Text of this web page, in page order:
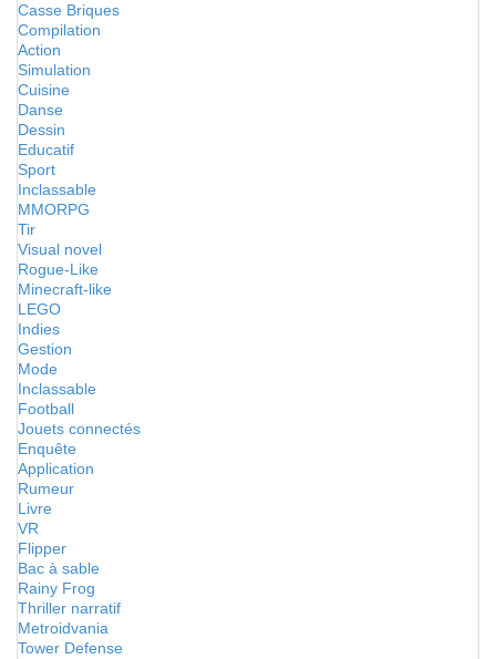
Casse Briques
Compilation
Action
Simulation
Cuisine
Danse
Dessin
Educatif
Sport
Inclassable
MMORPG
Tir
Visual novel
Rogue-Like
Minecraft-like
LEGO
Indies
Gestion
Mode
Inclassable
Football
Jouets connectés
Enquête
Application
Rumeur
Livre
VR
Flipper
Bac à sable
Rainy Frog
Thriller narratif
Metroidvania
Tower Defense